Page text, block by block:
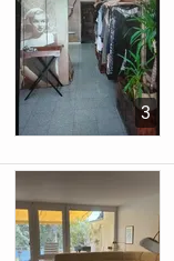
3